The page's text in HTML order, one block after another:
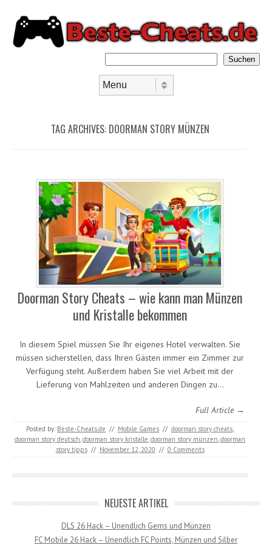
Suchen
TAG ARCHIVES: DOORMAN STORY MÜNZEN
Doorman Story Cheats – wie kann man Münzen
und Kristalle bekommen
In diesem Spiel müssen Sie Ihr eigenes Hotel verwalten. Sie
müssen sicherstellen, dass Ihren Gästen immer ein Zimmer zur
Verfügung steht. Außerdem haben Sie viel Arbeit mit der
Lieferung von Mahlzeiten und anderen Dingen zu…
Full Article →
Posted by: Beste-Cheats.de // Mobile Games // doorman story cheats
doorman story deutsch doorman story kristalle doorman story münzen doorman
story tipps // November 12, 2020 // 0 Comments
NEUESTE ARTIKEL
DLS 26 Hack – Unendlich Gems und Münzen
FC Mobile 26 Hack – Unendlich FC Points, Münzen und Silber